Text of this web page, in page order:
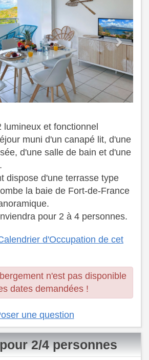
lumineux et fonctionnel
muni d'un canapé lit, d'une
d'une salle de bain et d'une
dispose d'une terrasse type
la baie de Fort-de-France
pour 2 à 4 personnes.
d'Occupation de cet
n'est pas disponible
dates demandées !
une question
2/4 personnes